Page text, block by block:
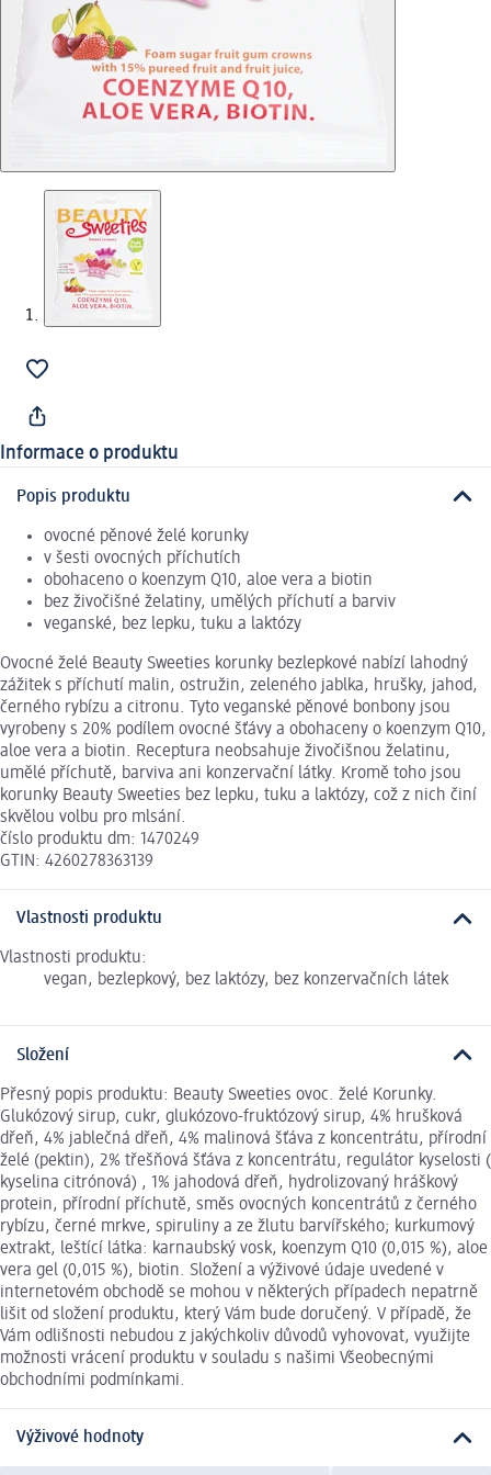
Informace o produktu
Popis produktu
ovocné pěnové želé korunky
v šesti ovocných příchutích
obohaceno o koenzym Q10, aloe vera a biotin
bez živočišné želatiny, umělých příchutí a barviv
veganské, bez lepku, tuku a laktózy
Ovocné želé Beauty Sweeties korunky bezlepkové nabízí lahodný
zážitek s příchutí malin, ostružin, zeleného jablka, hrušky, jahod,
černého rybízu a citronu. Tyto veganské pěnové bonbony jsou
vyrobeny s 20% podílem ovocné šťávy a obohaceny o koenzym Q10,
aloe vera a biotin. Receptura neobsahuje živočišnou želatinu,
umělé příchutě, barviva ani konzervační látky. Kromě toho jsou
korunky Beauty Sweeties bez lepku, tuku a laktózy, což z nich činí
skvělou volbu pro mlsání.
číslo produktu dm: 1470249
GTIN: 4260278363139
Vlastnosti produktu
Vlastnosti produktu:
vegan, bezlepkový, bez laktózy, bez konzervačních látek
Složení
Přesný popis produktu: Beauty Sweeties ovoc. želé Korunky.
Glukózový sirup, cukr, glukózovo-fruktózový sirup, 4% hrušková
dřeň, 4% jablečná dřeň, 4% malinová šťáva z koncentrátu, přírodní
želé (pektin), 2% třešňová šťáva z koncentrátu, regulátor kyselosti (
kyselina citrónová) , 1% jahodová dřeň, hydrolizovaný hráškový
protein, přírodní příchutě, směs ovocných koncentrátů z černého
rybízu, černé mrkve, spiruliny a ze žlutu barvířského; kurkumový
extrakt, leštící látka: karnaubský vosk, koenzym Q10 (0,015 %), aloe
vera gel (0,015 %), biotin. Složení a výživové údaje uvedené v
internetovém obchodě se mohou v některých případech nepatrně
lišit od složení produktu, který Vám bude doručený. V případě, že
Vám odlišnosti nebudou z jakýchkoliv důvodů vyhovovat, využijte
možnosti vrácení produktu v souladu s našimi Všeobecnými
obchodními podmínkami.
Výživové hodnoty